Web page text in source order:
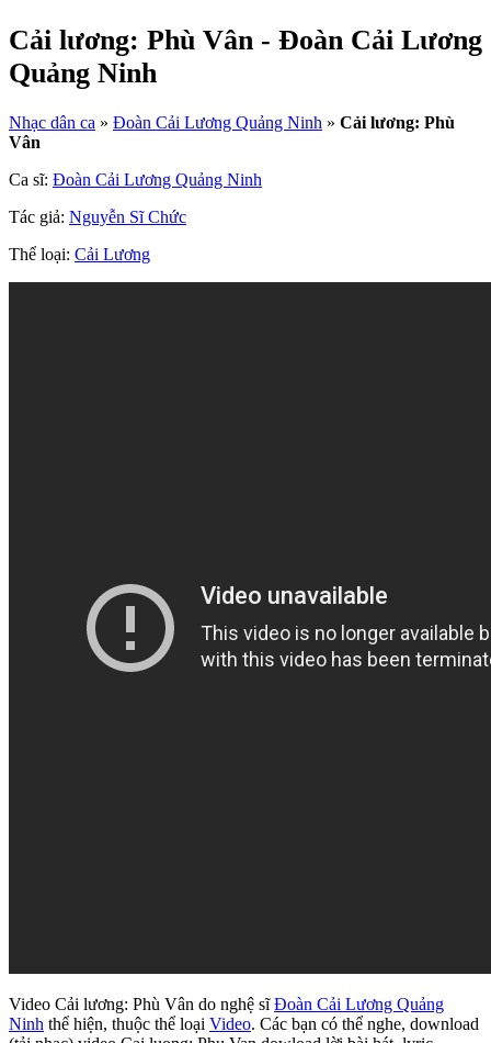
Cải lương: Phù Vân - Đoàn Cải Lương
Quảng Ninh
Nhạc dân ca » Đoàn Cải Lương Quảng Ninh » Cải lương: Phù
Vân
Ca sĩ: Đoàn Cải Lương Quảng Ninh
Tác giả: Nguyễn Sĩ Chức
Thể loại: Cải Lương
Video Cải lương: Phù Vân do nghệ sĩĐoàn Cải Lương Quảng
Ninh thể hiện, thuộc thể loại Video. Các bạn có thể nghe, download